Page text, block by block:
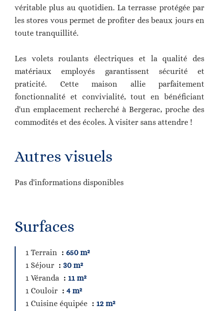
véritable plus au quotidien. La terrasse protégée par
les stores vous permet de profiter des beaux jours en
toute tranquillité.
Les volets roulants électriques et la qualité des
matériaux employés garantissent sécurité et
praticité. Cette maison allie parfaitement
fonctionnalité et convivialité, tout en bénéficiant
d'un emplacement recherché à Bergerac, proche des
commodités et des écoles. À visiter sans attendre !
Autres visuels
Pas d'informations disponibles
Surfaces
1 Terrain
650 m²
1 Séjour
30 m²
1 Véranda
11 m²
1 Couloir
4 m²
1 Cuisine équipée
12 m²